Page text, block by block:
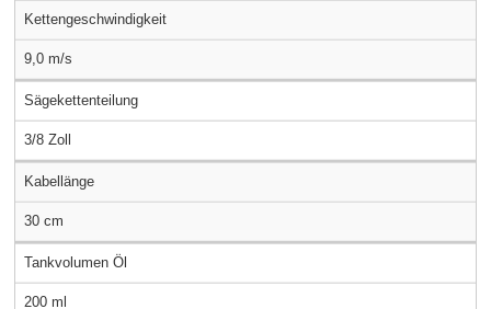
Kettengeschwindigkeit
9,0 m/s
Sägekettenteilung
3/8 Zoll
Kabellänge
30 cm
Tankvolumen Öl
200 ml